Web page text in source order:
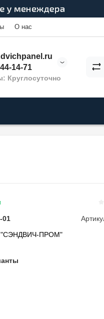
О нас
14-71
Круглосуточно
01
ПРОМ"